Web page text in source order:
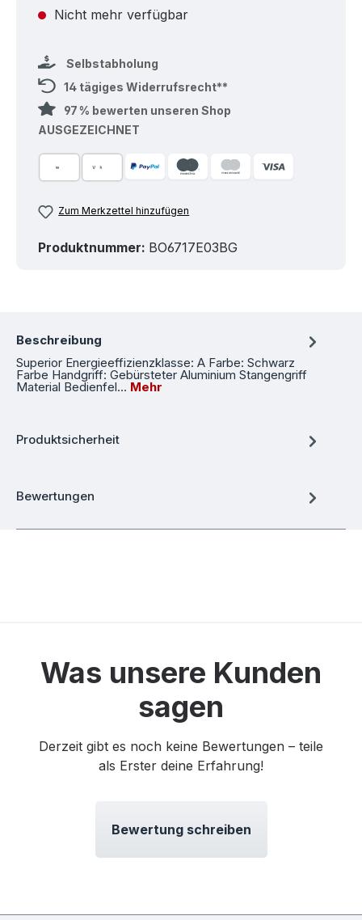
Nicht mehr verfügbar
Selbstabholung
14 tägiges Widerrufsrecht**
97 % bewerten unseren Shop
AUSGEZEICHNET
Zum Merkzettel hinzufügen
Produktnummer: BO6717E03BG
Beschreibung
Superior Energieeffizienzklasse: A Farbe: Schwarz
Farbe Handgriff: Gebürsteter Aluminium Stangengriff
Material Bedienfel… Mehr
Produktsicherheit
Bewertungen
Was unsere Kunden
sagen
Derzeit gibt es noch keine Bewertungen – teile
als Erster deine Erfahrung!
Bewertung schreiben